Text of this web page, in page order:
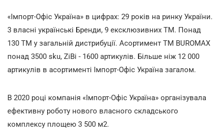
«Імпорт-Офіс Україна» в цифрах: 29 років на ринку України.
3 власні українські Бренди, 9 ексклюзивних ТМ. Понад
130 ТМ у загальній дистрибуції. Асортимент ТМ BUROMAX
понад 3500 sku, ZiBi - 1600 артикулів. Більше ніж 12 000
артикулів в асортименті Імпорт-Офіс Україна загалом.
В 2020 році компанія «Імпорт-Офіс Україна» організувала
ефективну роботу нового власного складського
комплексу площею 3 500 м2.